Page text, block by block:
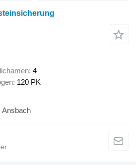
4
120 PK
Ansbach